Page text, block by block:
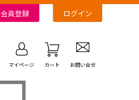
会員登録 ログイン
マイページ カート お問い合せ